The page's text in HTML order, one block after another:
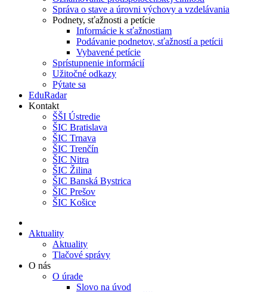
Správa o stave a úrovni výchovy a vzdelávania
Podnety, sťažnosti a petície
Informácie k sťažnostiam
Podávanie podnetov, sťažností a petícii
Vybavené petície
Sprístupnenie informácií
Užitočné odkazy
Pýtate sa
EduRadar
Kontakt
ŠŠI Ústredie
ŠIC Bratislava
ŠIC Trnava
ŠIC Trenčín
ŠIC Nitra
ŠIC Žilina
ŠIC Banská Bystrica
ŠIC Prešov
ŠIC Košice
Aktuality
Aktuality
Tlačové správy
O nás
O úrade
Slovo na úvod